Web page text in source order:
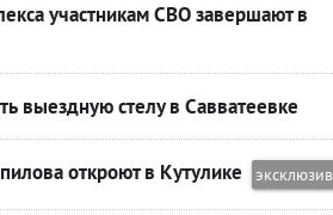
участникам СВО завершают в
выездную стелу в Савватеевке
откроют в Кутулике эксклюзив